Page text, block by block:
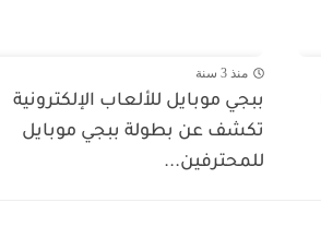
منذ 3 سنة
ببجي موبايل للألعاب الإلكترونية
تكشف عن بطولة ببجي موبايل
للمحترفين...